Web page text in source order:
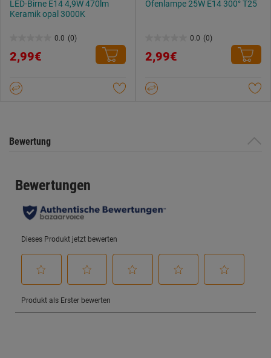
LED-Birne E14 4,9W 470lm
Keramik opal 3000K
0.0 (0)
von
Sternen.
2,99€
Ofenlampe 25W E14 300° T25
0.0 (0)
von
Sternen.
2,99€
Bewertung